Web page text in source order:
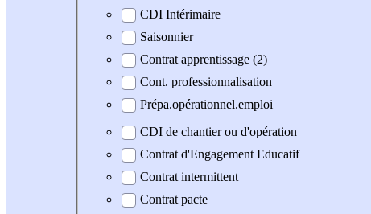
CDI Intérimaire
Saisonnier
Contrat apprentissage (2)
Cont. professionnalisation
Prépa.opérationnel.emploi
CDI de chantier ou d'opération
Contrat d'Engagement Educatif
Contrat intermittent
Contrat pacte